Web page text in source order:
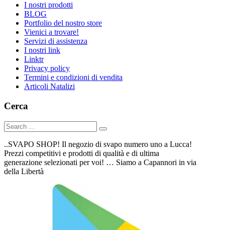
I nostri prodotti
BLOG
Portfolio del nostro store
Vienici a trovare!
Servizi di assistenza
I nostri link
Linktr
Privacy policy
Termini e condizioni di vendita
Articoli Natalizi
Cerca
..SVAPO SHOP! Il negozio di svapo numero uno a Lucca!
Prezzi competitivi e prodotti di qualità e di ultima
generazione selezionati per voi! … Siamo a Capannori in via
della Libertà